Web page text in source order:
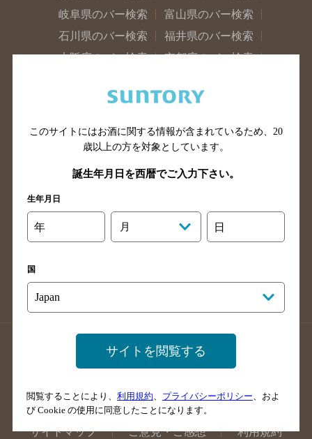
岐阜県のバー検索
富山県のバー検索
石川県のバー検索
福井県のバー検索
大阪府のバー検索
京都府のバー検索
滋賀県のバー検索
和歌山県のバー検索
山口県のバー検索
鳥取県のバー検索
島根県のバー検索
徳島県のバー検索
高知県のバー検索
福岡県のバー検索
長崎県のバー検索
佐賀県のバー検索
店舗登録方法のご案内
店舗情報更新方法のご案内
掲載店舗様ログイン
サイトマップ ご意見・ご感想 利用規約
このサイトにはお酒に関する情報が含まれているため、 20
歳以上の方を対象としています。
誕生年月日を西暦でご入力下さい。
生年月日
年 月 日
国
サイトを閲覧する
閲覧することにより、 利用規約 プライバシーポリシー 、およ
び Cookie の使用に同意したことになります。